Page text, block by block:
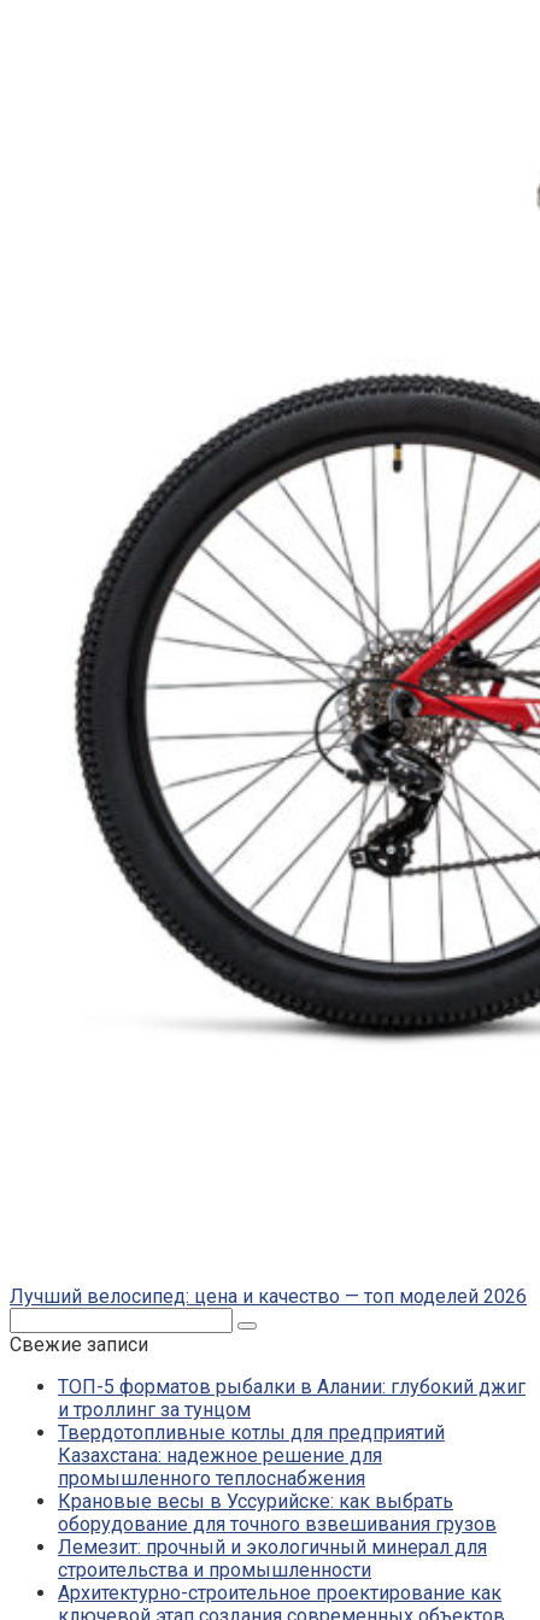
Лучший велосипед: цена и качество — топ моделей 2026
Свежие записи
ТОП-5 форматов рыбалки в Алании: глубокий джиг
и троллинг за тунцом
Твердотопливные котлы для предприятий
Казахстана: надежное решение для
промышленного теплоснабжения
Крановые весы в Уссурийске: как выбрать
оборудование для точного взвешивания грузов
Лемезит: прочный и экологичный минерал для
строительства и промышленности
Архитектурно-строительное проектирование как